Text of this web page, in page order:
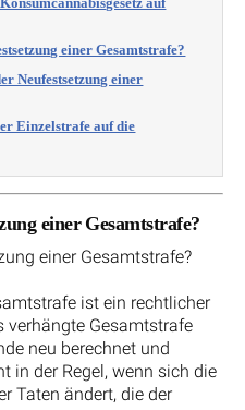
auf
einer Gesamtstrafe?
Neufestsetzung einer
Einzelstrafe auf die
einer Gesamtstrafe?
einer Gesamtstrafe?
ist ein rechtlicher
verhängte Gesamtstrafe
neu berechnet und
in der Regel, wenn sich die
Taten ändert, die der